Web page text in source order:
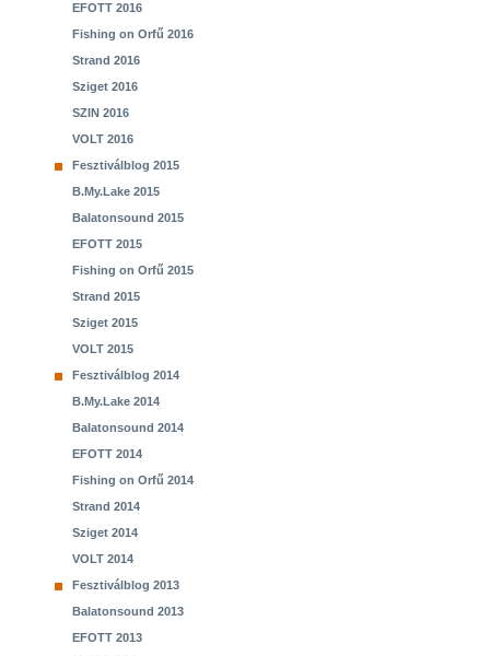
EFOTT 2016
Fishing on Orfű 2016
Strand 2016
Sziget 2016
SZIN 2016
VOLT 2016
Fesztiválblog 2015
B.My.Lake 2015
Balatonsound 2015
EFOTT 2015
Fishing on Orfű 2015
Strand 2015
Sziget 2015
VOLT 2015
Fesztiválblog 2014
B.My.Lake 2014
Balatonsound 2014
EFOTT 2014
Fishing on Orfű 2014
Strand 2014
Sziget 2014
VOLT 2014
Fesztiválblog 2013
Balatonsound 2013
EFOTT 2013